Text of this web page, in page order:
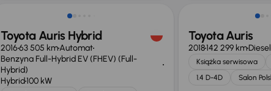
Toyota Auris Hybrid
201663 505 kmAutomat
Benzyna Full-Hybrid EV (FHEV) (Full-
Hybrid)
Hybrid100 kW
Toyota Auris
2018142 299 kmDiesel
Książka serwisowa
1.4 D-4D
Salon